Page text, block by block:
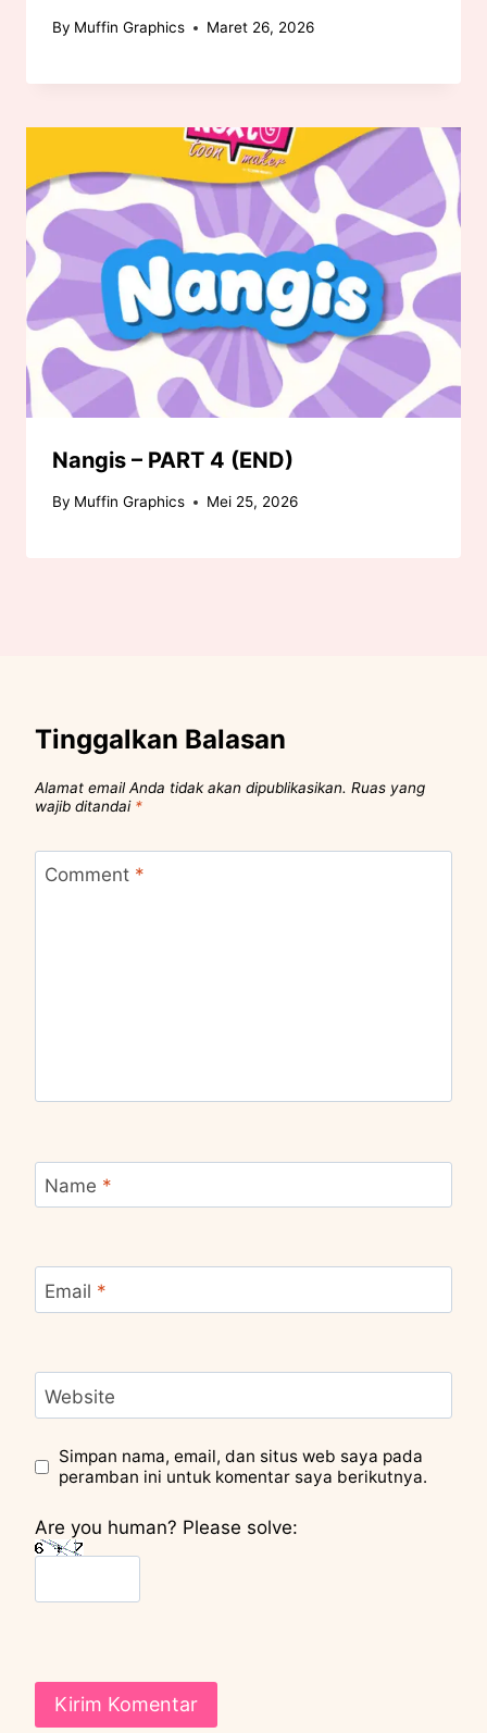
By Muffin Graphics Maret 26, 2026
Nangis – PART 4 (END)
By Muffin Graphics Mei 25, 2026
Tinggalkan Balasan
Alamat email Anda tidak akan dipublikasikan. Ruas yang
wajib ditandai *
Comment *
Name *
Email *
Website
Simpan nama, email, dan situs web saya pada
peramban ini untuk komentar saya berikutnya.
Are you human? Please solve: